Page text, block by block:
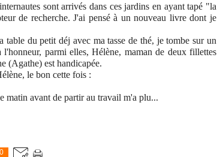
sont arrivés dans ces jardins en ayant tapé "la
de recherche. J'ai pensé à un nouveau livre dont je
table du petit déj avec ma tasse de thé, je tombe sur un
parmi elles, Hélène, maman de deux fillettes
(Agathe) est handicapée.
le bon cette fois :
matin avant de partir au travail m'a plu...
0